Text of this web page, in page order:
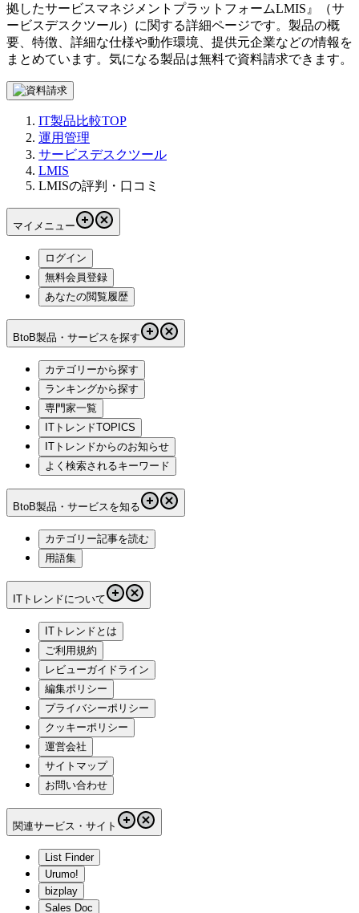
拠したサービスマネジメントプラットフォームLMIS 』（サ
ービスデスクツール）に関する詳細ページです。製品の概
要、特徴、詳細な仕様や動作環境、提供元企業などの情報を
まとめています。気になる製品は無料で資料請求できます。
IT製品比較TOP
運用管理
サービスデスクツール
LMIS
LMISの評判・口コミ
マイメニュー
ログイン
無料会員登録
あなたの閲覧履歴
BtoB製品・サービスを探す
カテゴリーから探す
ランキングから探す
専門家一覧
ITトレンドTOPICS
ITトレンドからのお知らせ
よく検索されるキーワード
BtoB製品・サービスを知る
カテゴリー記事を読む
用語集
ITトレンドについて
ITトレンドとは
ご利用規約
レビューガイドライン
編集ポリシー
プライバシーポリシー
クッキーポリシー
運営会社
サイトマップ
お問い合わせ
関連サービス・サイト
List Finder
Urumo!
bizplay
Sales Doc